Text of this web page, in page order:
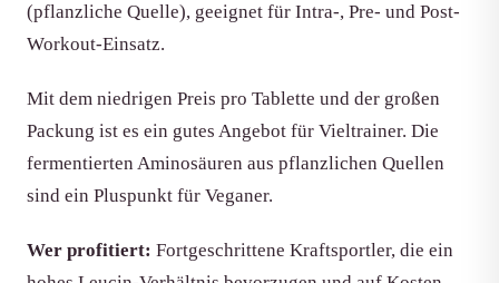
(pflanzliche Quelle), geeignet für Intra-, Pre- und Post-
Workout-Einsatz.
Mit dem niedrigen Preis pro Tablette und der großen
Packung ist es ein gutes Angebot für Vieltrainer. Die
fermentierten Aminosäuren aus pflanzlichen Quellen
sind ein Pluspunkt für Veganer.
Wer profitiert: Fortgeschrittene Kraftsportler, die ein